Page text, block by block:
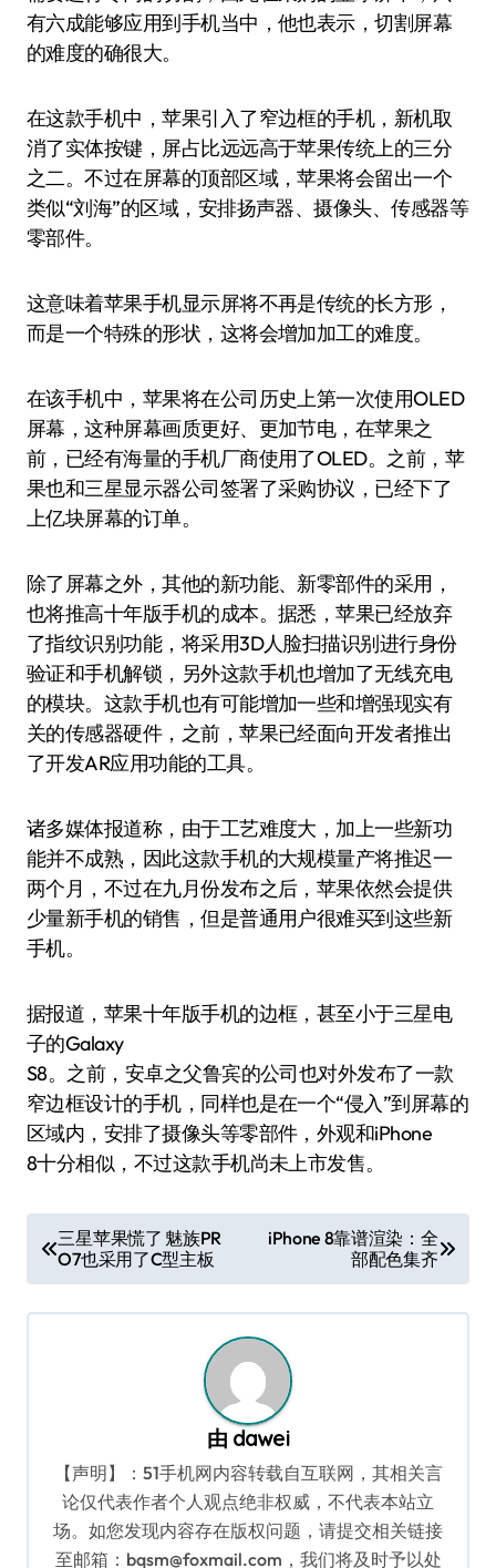
有六成能够应用到手机当中，他也表示，切割屏幕
的难度的确很大。
在这款手机中，苹果引入了窄边框的手机，新机取
消了实体按键，屏占比远远高于苹果传统上的三分
之二。不过在屏幕的顶部区域，苹果将会留出一个
类似“刘海”的区域，安排扬声器、摄像头、传感器等
零部件。
这意味着苹果手机显示屏将不再是传统的长方形，
而是一个特殊的形状，这将会增加加工的难度。
在该手机中，苹果将在公司历史上第一次使用OLED
屏幕，这种屏幕画质更好、更加节电，在苹果之
前，已经有海量的手机厂商使用了OLED。之前，苹
果也和三星显示器公司签署了采购协议，已经下了
上亿块屏幕的订单。
除了屏幕之外，其他的新功能、新零部件的采用，
也将推高十年版手机的成本。据悉，苹果已经放弃
了指纹识别功能，将采用3D人脸扫描识别进行身份
验证和手机解锁，另外这款手机也增加了无线充电
的模块。这款手机也有可能增加一些和增强现实有
关的传感器硬件，之前，苹果已经面向开发者推出
了开发AR应用功能的工具。
诸多媒体报道称，由于工艺难度大，加上一些新功
能并不成熟，因此这款手机的大规模量产将推迟一
两个月，不过在九月份发布之后，苹果依然会提供
少量新手机的销售，但是普通用户很难买到这些新
手机。
据报道，苹果十年版手机的边框，甚至小于三星电
子的Galaxy
S8。之前，安卓之父鲁宾的公司也对外发布了一款
窄边框设计的手机，同样也是在一个“侵入”到屏幕的
区域内，安排了摄像头等零部件，外观和iPhone
8十分相似，不过这款手机尚未上市发售。
章
导
三星苹果慌了 魅族PR
O7也采用了C型主板
iPhone 8靠谱渲染：全
部配色集齐
由 dawei
【声明】：51手机网内容转载自互联网，其相关言
论仅代表作者个人观点绝非权威，不代表本站立
场。如您发现内容存在版权问题，请提交相关链接
至邮箱：bqsm@foxmail.com，我们将及时予以处